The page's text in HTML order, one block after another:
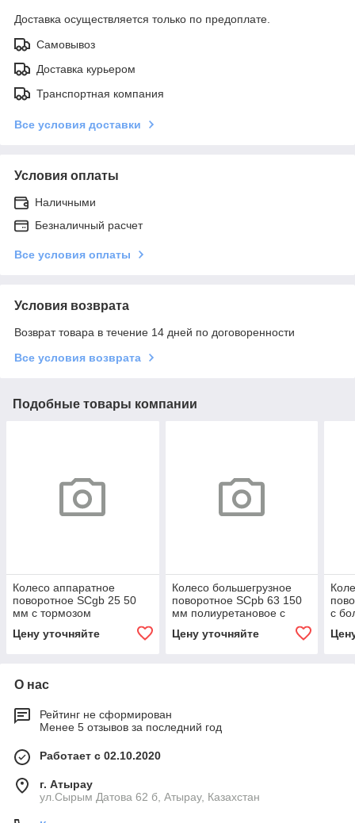
Доставка осуществляется только по предоплате.
Самовывоз
Доставка курьером
Транспортная компания
Все условия доставки
Условия оплаты
Наличными
Безналичный расчет
Все условия оплаты
Условия возврата
Возврат товара в течение 14 дней по договоренности
Все условия возврата
Подобные товары компании
Колесо аппаратное
поворотное SCgb 25 50
мм с тормозом
Цену уточняйте
Колесо большегрузное
поворотное SCpb 63 150
мм полиуретановое с
Цену уточняйте
с
О нас
Рейтинг не сформирован
Менее 5 отзывов за последний год
Работает с 02.10.2020
г. Атырау
ул.Сырым Датова 62 б, Атырау, Казахстан